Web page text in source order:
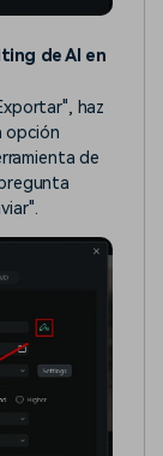
de AI en
haz
opción
de